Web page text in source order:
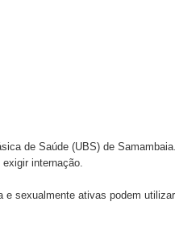
de Saúde (UBS) de
internação.
e sexualmente ativas podem